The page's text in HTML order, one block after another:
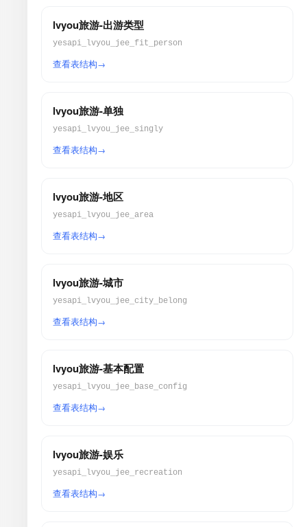
lvyou旅游-出游类型
yesapi_lvyou_jee_fit_person
查看表结构
lvyou旅游-单独
yesapi_lvyou_jee_singly
查看表结构
lvyou旅游-地区
yesapi_lvyou_jee_area
查看表结构
lvyou旅游-城市
yesapi_lvyou_jee_city_belong
查看表结构
lvyou旅游-基本配置
yesapi_lvyou_jee_base_config
查看表结构
lvyou旅游-娱乐
yesapi_lvyou_jee_recreation
查看表结构